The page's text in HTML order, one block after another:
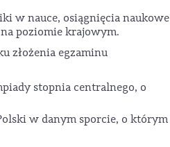
w nauce, osiągnięcia naukowe
poziomie krajowym.
złożenia egzaminu
stopnia centralnego, o
w danym sporcie, o którym